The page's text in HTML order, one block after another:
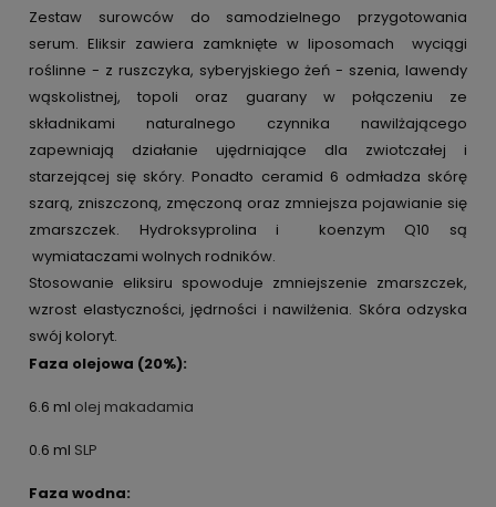
Zestaw surowców do samodzielnego przygotowania
serum. Eliksir zawiera zamknięte w liposomach wyciągi
roślinne - z ruszczyka, syberyjskiego żeń - szenia, lawendy
wąskolistnej, topoli oraz guarany w połączeniu ze
składnikami naturalnego czynnika nawilżającego
zapewniają działanie ujędrniające dla zwiotczałej i
starzejącej się skóry. Ponadto ceramid 6 odmładza skórę
szarą, zniszczoną, zmęczoną oraz zmniejsza pojawianie się
zmarszczek. Hydroksyprolina i koenzym Q10 są
wymiataczami wolnych rodników.
Stosowanie eliksiru spowoduje zmniejszenie zmarszczek,
wzrost elastyczności, jędrności i nawilżenia. Skóra odzyska
swój koloryt.
Faza olejowa (20%):
6.6 ml olej makadamia
0.6 ml SLP
Faza wodna: